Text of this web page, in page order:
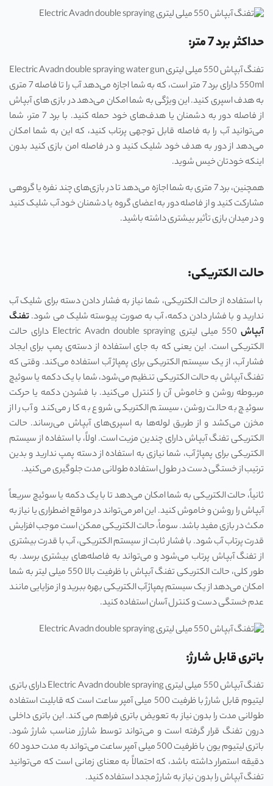
حداکثر برد 7 متر:
تفنگ آبپاش 550 میلی لیتری Electric Avadn double spraying water gun
550ml دارای برد 7 متر است، که به شما اجازه می‌دهد آب را تا فاصله 7 متری
به هدف اسپری کنید. این ویژگی به شما امکان می‌دهد در بازی های آبپاش
از فاصله دور به دشمنان یا هدف‌های خود حمله کنید. با برد 7 متر، شما
می‌توانید آب را به فاصله قابل توجهی پرتاب کنید، که این به شما امکان
می‌دهد از دور به هدف خود شلیک کنید و در فاصله امن بازی کنید بدون
اینکه خودتان خیس شوید.
همچنین، برد 7 متری به شما اجازه می‌دهد تا در بازی‌های چند نفره یا گروهی
مشارکت کنید و از فاصله دور به اعضای گروه یا دشمنان خود آب شلیک کنید
و در میدان بازی تأثیر بیشتری داشته باشید.
حالت الکتریکی:
با استفاده از حالت الکتریکی، شما نیاز به فشار دادن دسته برای شلیک آب
ندارید و با فشار دادن دکمه، آب به صورت پیوسته شلیک می شود.تفنگ
آبپاش
550 میلی لیتری Electric Avadn double spraying دارای حالت
الکتریکی است. این یعنی که به جای استفاده از دسته‌ی پمپ برای ایجاد
فشار آب، از یک سیستم الکتریکی برای پمپاژ آب استفاده می‌کند. وقتی که
تفنگ آبپاش به حالت الکتریکی تنظیم می‌شود، شما با یک دکمه یا سوئیچ
مربوطه روشن و خاموش آن را کنترل می‌کنید. با فشردن دکمه یا حرکت
سوئیچ به حالت روشن، سیستم الکتریکی شروع به کار می‌کند و آب را از
مخزن می‌کشد و از طریق لوله‌ها به اسپری‌های آبپاش می‌رساند. حالت
الکتریکی تفنگ آبپاش دارای چندین مزیت است. اولاً، با استفاده از سیستم
الکتریکی برای پمپاژ آب، شما نیازی به استفاده از دسته پمپ ندارید و بدین
ترتیب از خستگی دست در طول استفاده طولانی مدت جلوگیری می‌کنید.
ثانیاً، حالت الکتریکی به شما امکان می‌دهد تا با یک دکمه یا سوئیچ سریعاً
آبپاش را روشن و خاموش کنید. این امر می‌تواند در مواقع اضطراری یا نیاز به
مکث در بازی مفید باشد. سوماً، حالت الکتریکی ممکن است موجب افزایش
قدرت پرتاب آب شود. با فشار ثابت از سیستم الکتریکی، آب با قدرت بیشتری
از تفنگ آبپاش پرتاب می‌شود و می‌تواند به فاصله‌های بیشتری برسد. به
طور کلی، حالت الکتریکی تفنگ آبپاش با ظرفیت بالا 550 میلی لیتر به شما
امکان می‌دهد از یک سیستم پمپاژ آب الکتریکی بهره ببرید و از مزایایی مانند
عدم خستگی دست و کنترل آسان استفاده کنید.
باتری قابل شارژ:
تفنگ آبپاش 550 میلی لیتری Electric Avadn double spraying دارای باتری
لیتیوم قابل شارژ با ظرفیت 500 میلی آمپر ساعت است که قابلیت استفاده
طولانی مدت را بدون نیاز به تعویض باتری فراهم می کند. این باتری داخلی
درون تفنگ قرار گرفته است و می‌تواند توسط شارژر مناسب شارژ شود.
باتری لیتیوم یون با ظرفیت 500 میلی آمپر ساعت می‌تواند به مدت حدود 60
دقیقه استمرار داشته باشد، که احتمالاً به معنای زمانی است که می‌توانید
تفنگ آبپاش را بدون نیاز به شارژ مجدد استفاده کنید.